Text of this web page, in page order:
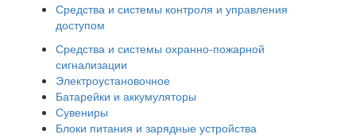
Средства и системы контроля и управления
доступом
Средства и системы охранно-пожарной
сигнализации
Электроустановочное
Батарейки и аккумуляторы
Сувениры
Блоки питания и зарядные устройства